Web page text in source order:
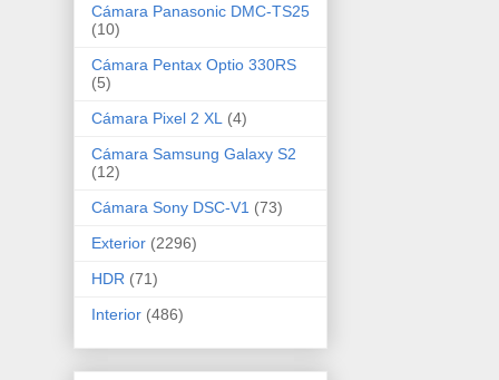
Cámara Panasonic DMC-TS25
(10)
Cámara Pentax Optio 330RS
(5)
Cámara Pixel 2 XL
(4)
Cámara Samsung Galaxy S2
(12)
Cámara Sony DSC-V1 (73)
Exterior (2296)
HDR (71)
Interior (486)